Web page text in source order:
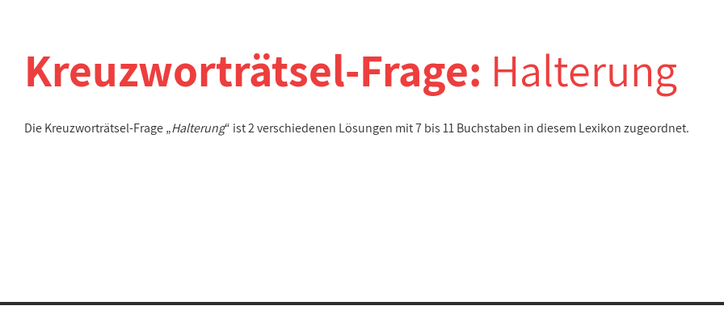
Kreuzworträtsel-Frage: Halterung
Die Kreuzworträtsel-Frage „Halterung“ ist 2 verschiedenen Lösungen mit 7 bis 11 Buchstaben in diesem Lexikon zugeordnet.